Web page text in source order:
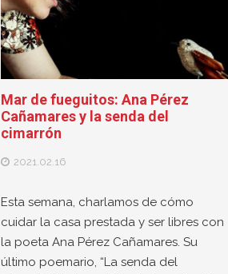
Mar de fueguitos: Ana Pérez
Cañamares y la senda del
cimarrón
2021.02.16
Esta semana, charlamos de cómo
cuidar la casa prestada y ser libres con
la poeta Ana Pérez Cañamares. Su
último poemario, “La senda del